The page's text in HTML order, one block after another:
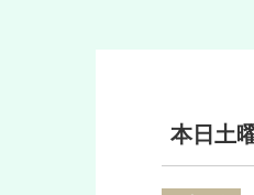
本日土